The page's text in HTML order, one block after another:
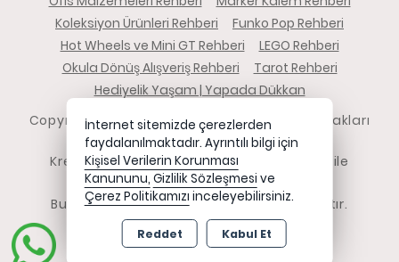
Koleksiyon Ürünleri Rehberi
Funko Pop Rehberi
Hot Wheels ve Mini GT Rehberi
LEGO Rehberi
Okula Dönüş Alışveriş Rehberi
Tarot Rehberi
Hediyelik Yaşam | Yapada Dükkan
Copyright 2026 yapadadukkan.com - Tüm hakları
saklıdır.
Kredi kartı bilgileriniz 256bit SSL sertifikası ile
korunmaktadır.
Bu site AKINSOFT E-Ticaret ile hazırlanmıştır.
İnternet sitemizde çerezlerden
faydalanılmaktadır. Ayrıntılı bilgi için
Kişisel Verilerin Korunması
Kanununu, Gizlilik Sözleşmesi ve
Çerez Politikamızı inceleyebilirsiniz.
Reddet Kabul Et